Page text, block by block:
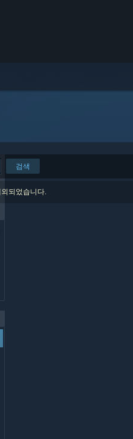
검색
되었습니다.